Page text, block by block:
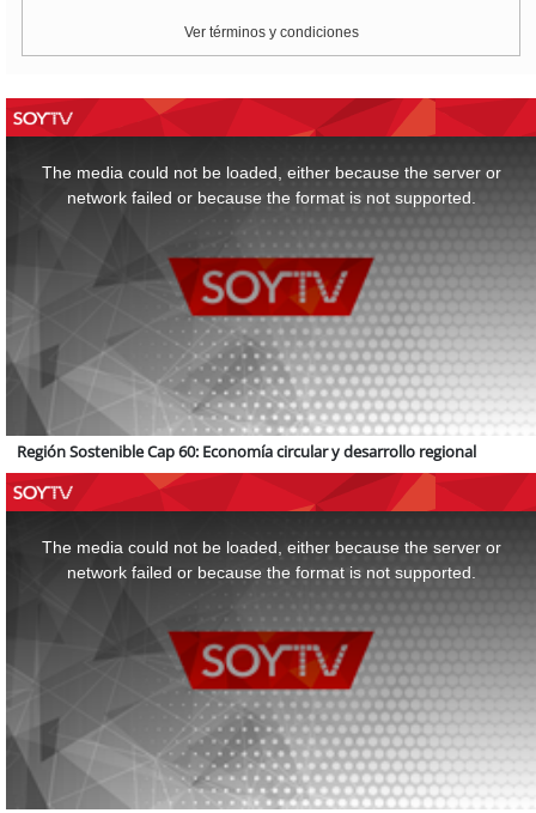
Ver términos y condiciones
The media could not be loaded, either because the server or
network failed or because the format is not supported.
Región Sostenible Cap 60: Economía circular y desarrollo regional
The media could not be loaded, either because the server or
network failed or because the format is not supported.